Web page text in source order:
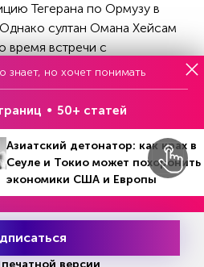
Тегерана по Ормузу в
султан Омана Хейсам
время встречи с
Эмманюэлем
что его страна
судоходства.
позиций по
не делают ни в Тегеране,
Марко Рубио в
взимание платы за
на прошлой неделе в
Попробовать
знает, но хочет понимать
50+ статей
Азиатский детонатор: как крах в
Сеуле и Токио может похоронить
экономики США и Европы
печатной версии